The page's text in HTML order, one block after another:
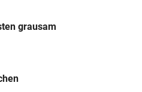
grausam